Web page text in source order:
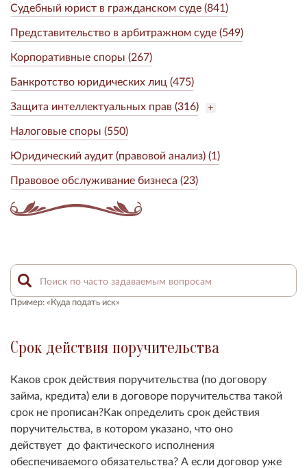
Судебный юрист в гражданском суде (841)
Представительство в арбитражном суде (549)
Корпоративные споры (267)
Банкротство юридических лиц (475)
Защита интеллектуальных прав (316)
Налоговые споры (550)
Юридический аудит (правовой анализ) (1)
Правовое обслуживание бизнеса (23)
Пример: «Куда подать иск»
Срок действия поручительства
Каков срок действия поручительства (по договору
займа, кредита) ели в договоре поручительства такой
срок не прописан?Как определить срок действия
поручительства, в котором указано, что оно
действует до фактического исполнения
обеспечиваемого обязательства? А если договор уже